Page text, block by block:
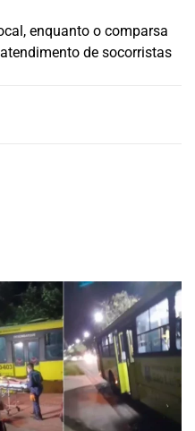
enquanto o comparsa
de socorristas